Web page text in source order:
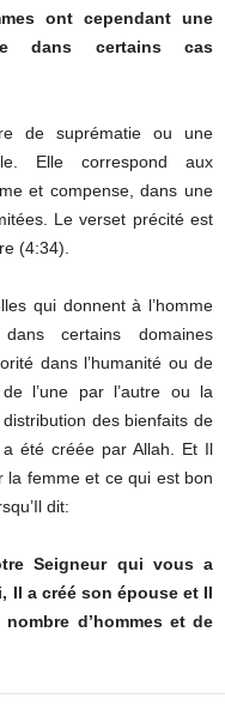
ont cependant une
dans certains cas
de suprématie ou une
Elle correspond aux
et compense, dans une
Le verset précité est
(4:34).
qui donnent à l’homme
certains domaines
dans l’humanité ou de
l’une par l’autre ou la
distribution des bienfaits de
été créée par Allah. Et Il
la femme et ce qui est bon
dit:
Seigneur qui vous a
Il a créé son épouse et Il
d’hommes et de